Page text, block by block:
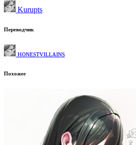
Kurupts
Переводчик
ʜᴏɴᴇsᴛᴠɪʟʟᴀɪɴs
Похожее